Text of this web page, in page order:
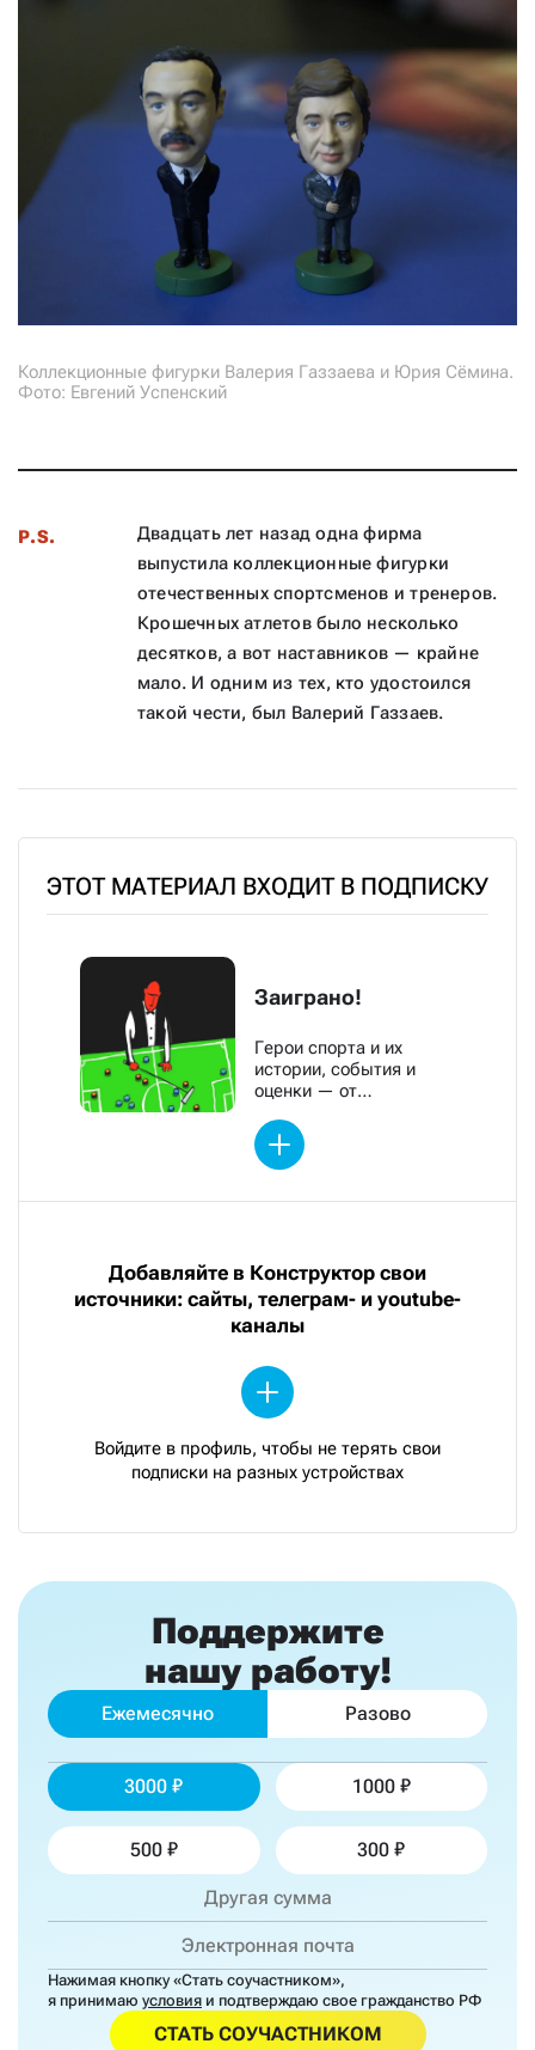
Коллекционные фигурки Валерия Газзаева и Юрия Сёмина.
Фото: Евгений Успенский
P.S.
Двадцать лет назад одна фирма
выпустила коллекционные фигурки
отечественных спортсменов и тренеров.
Крошечных атлетов было несколько
десятков, а вот наставников — крайне
мало. И одним из тех, кто удостоился
такой чести, был Валерий Газзаев.
ЭТОТ МАТЕРИАЛ ВХОДИТ В ПОДПИСКУ
Заиграно!
Герои спорта и их
истории, события и
оценки — от
Добавляйте в Конструктор свои
источники: сайты, телеграм- и youtube-
каналы
Войдите в профиль, чтобы не терять свои
подписки на разных устройствах
Поддержите
нашу работу!
Ежемесячно Разово
3000 1000
500 300
Нажимая кнопку «Стать соучастником»,
я принимаю условия и подтверждаю свое гражданство РФ
СТАТЬ СОУЧАСТНИКОМ